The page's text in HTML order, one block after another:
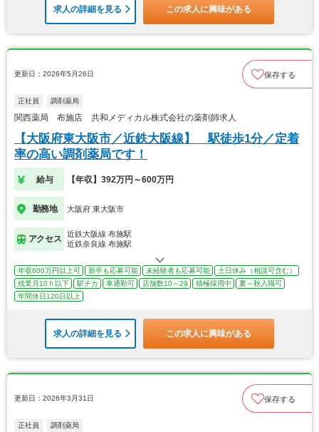
求人の詳細を見る この求人に興味がある
更新日：2026年5月26日 保存する
正社員 調剤薬局
関西薬局 布施店 共和メディカル株式会社の薬剤師求人
【大阪府東大阪市／近鉄大阪線】 駅徒歩1分／定着
率の高い調剤薬局です！
給与 【年収】392万円～600万円
勤務地 大阪府 東大阪市
アクセス
近鉄大阪線 布施駅
近鉄奈良線 布施駅
年収600万円以上可 新卒も応募可能 未経験者も応募可能
土日休み（相談可含む）
残業月10ｈ以下
駅チカ 車通勤可 店舗数10～29 積極採用中
夏～秋入職可
年間休日120日以上
求人の詳細を見る この求人に興味がある
更新日：2026年3月31日 保存する
正社員 調剤薬局